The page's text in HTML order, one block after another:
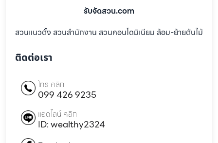
รับจัดสวน.com
สวนแนวตั้ง สวนสำนักงาน สวนคอนโดมิเนียม ล้อม-ย้ายต้นไม้
ติดต่อเรา
โทร คลิก
099 426 9235
แอดไลน์ คลิก
ID: wealthy2324